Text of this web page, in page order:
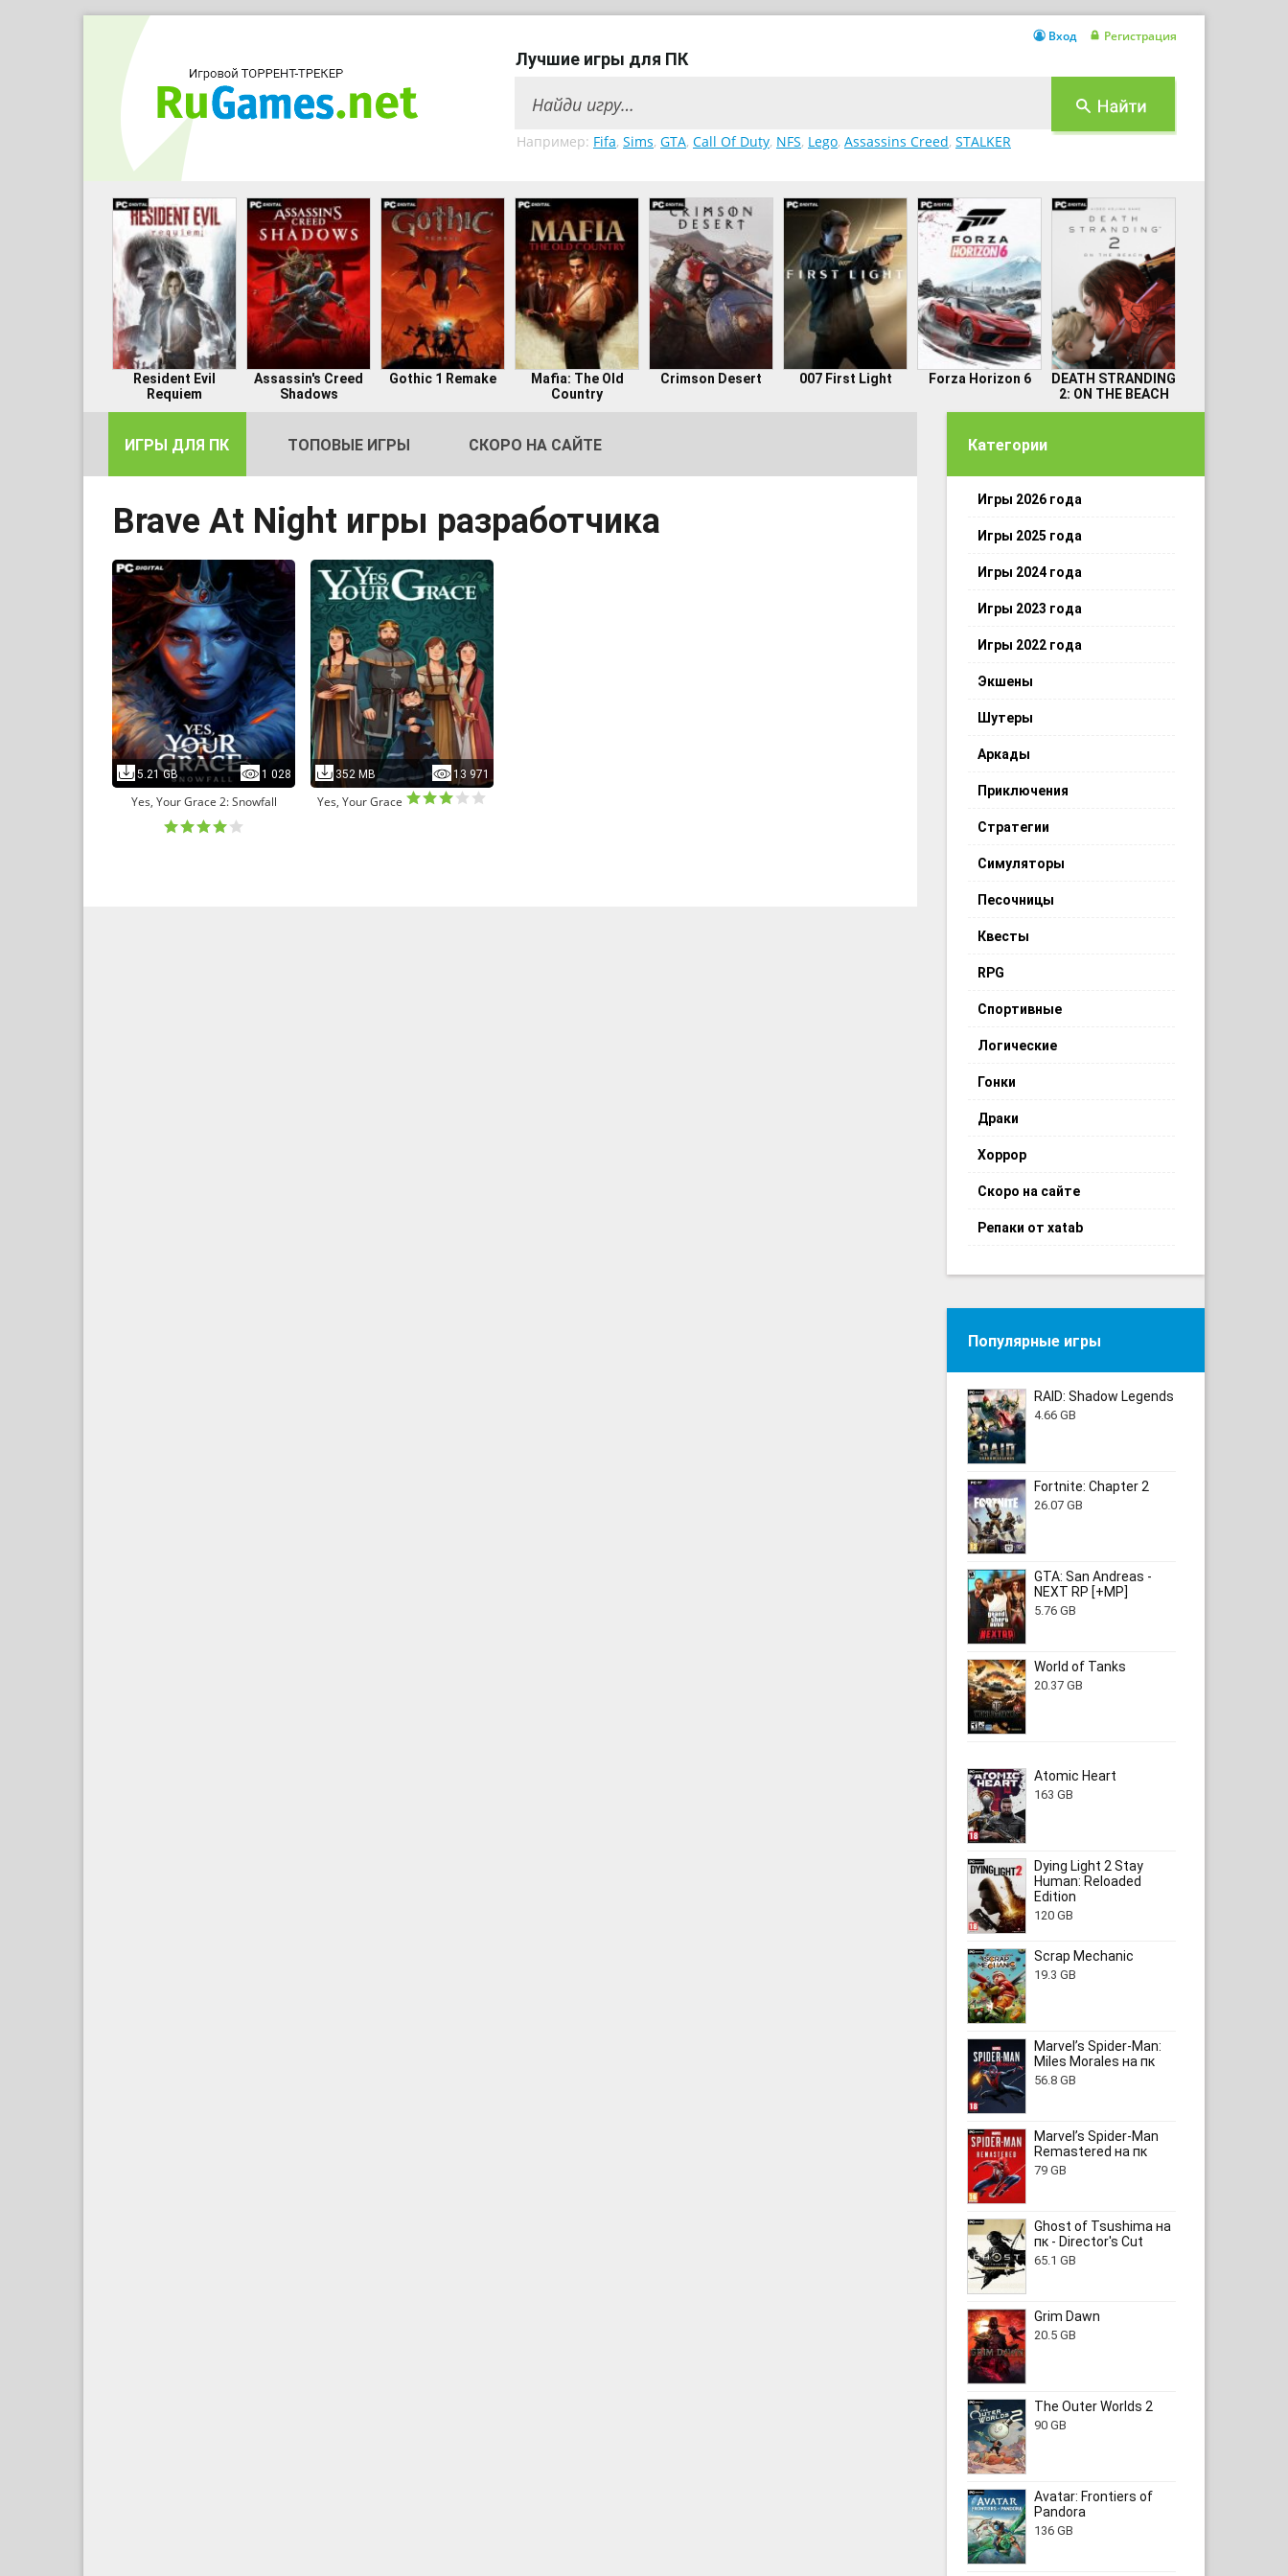
Лучшие игры для ПК
Например: Fifa, Sims, GTA, Call Of Duty, NFS, Lego, Assassins Creed, STALKER
Вход Регистрация
Resident Evil
Requiem
Assassin's Creed
Shadows
Gothic 1 Remake
Mafia: The Old
Country
Crimson Desert 007 First Light Forza Horizon 6
DEATH STRANDING
2: ON THE BEACH
ИГРЫ ДЛЯ ПК ТОПОВЫЕ ИГРЫ СКОРО НА САЙТЕ
Brave At Night игры разработчика
5.21 GB 1 028
Yes, Your Grace 2: Snowfall
352 MB 13 971
Yes, Your Grace
Категории
Игры 2026 года
Игры 2025 года
Игры 2024 года
Игры 2023 года
Игры 2022 года
Экшены
Шутеры
Аркады
Приключения
Стратегии
Симуляторы
Песочницы
Квесты
RPG
Спортивные
Логические
Гонки
Драки
Хоррор
Скоро на сайте
Репаки от xatab
Популярные игры
RAID: Shadow Legends
4.66 GB
Fortnite: Chapter 2
26.07 GB
GTA: San Andreas -
NEXT RP [+MP]
5.76 GB
World of Tanks
20.37 GB
Atomic Heart
163 GB
Dying Light 2 Stay
Human: Reloaded
Edition
120 GB
Scrap Mechanic
19.3 GB
Marvel’s Spider-Man:
Miles Morales на пк
56.8 GB
Marvel’s Spider-Man
Remastered на пк
79 GB
Ghost of Tsushima на
пк - Director's Cut
65.1 GB
Grim Dawn
20.5 GB
The Outer Worlds 2
90 GB
Avatar: Frontiers of
Pandora
136 GB